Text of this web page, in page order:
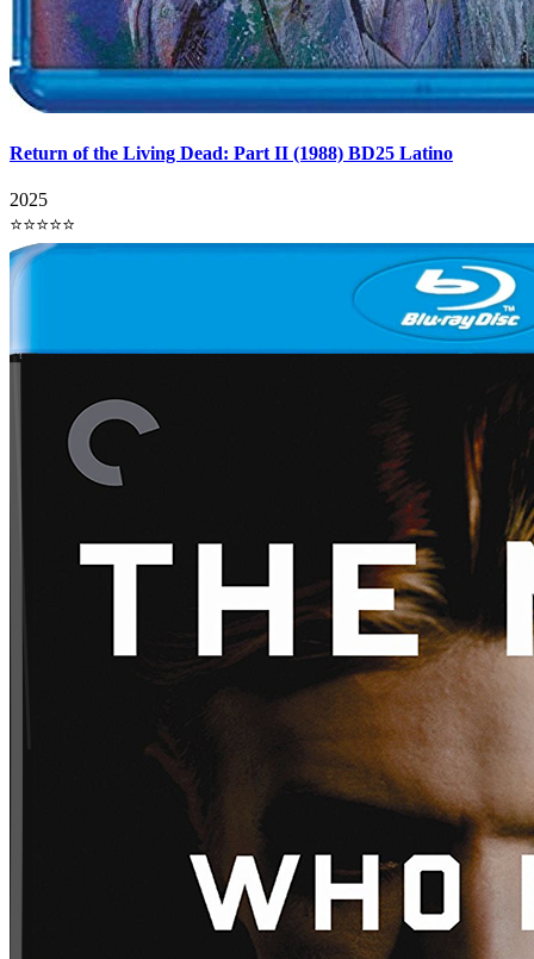
Return of the Living Dead: Part II (1988) BD25 Latino
2025
⭐⭐⭐⭐⭐